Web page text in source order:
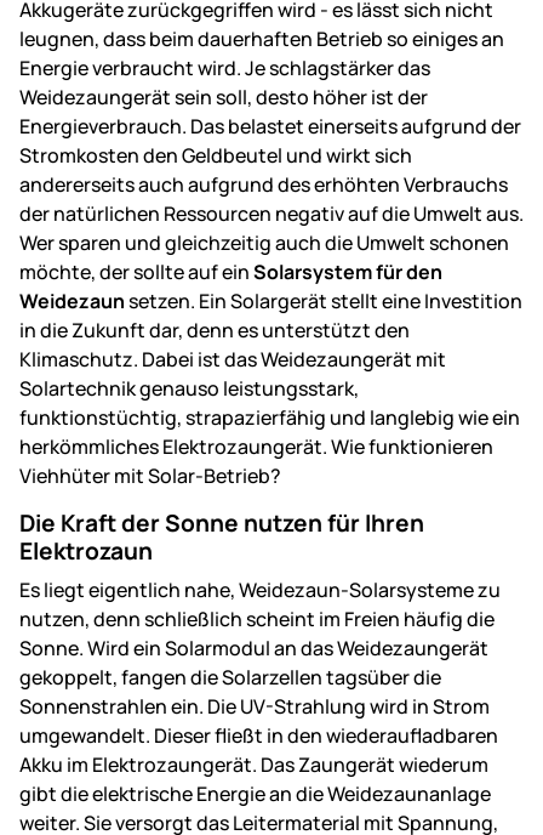
Akkugeräte zurückgegriffen wird - es lässt sich nicht
leugnen, dass beim dauerhaften Betrieb so einiges an
Energie verbraucht wird. Je schlagstärker das
Weidezaungerät sein soll, desto höher ist der
Energieverbrauch. Das belastet einerseits aufgrund der
Stromkosten den Geldbeutel und wirkt sich
andererseits auch aufgrund des erhöhten Verbrauchs
der natürlichen Ressourcen negativ auf die Umwelt aus.
Wer sparen und gleichzeitig auch die Umwelt schonen
möchte, der sollte auf einSolarsystem für den
Weidezaunsetzen. Ein Solargerät stellt eine Investition
in die Zukunft dar, denn es unterstützt den
Klimaschutz. Dabei ist das Weidezaungerät mit
Solartechnik genauso leistungsstark,
funktionstüchtig, strapazierfähig und langlebig wie ein
herkömmliches Elektrozaungerät. Wie funktionieren
Viehhüter mit Solar-Betrieb?
Die Kraft der Sonne nutzen für Ihren
Elektrozaun
Es liegt eigentlich nahe, Weidezaun-Solarsysteme zu
nutzen, denn schließlich scheint im Freien häufig die
Sonne. Wird ein Solarmodul an das Weidezaungerät
gekoppelt, fangen die Solarzellen tagsüber die
Sonnenstrahlen ein. Die UV-Strahlung wird in Strom
umgewandelt. Dieser fließt in den wiederaufladbaren
Akku im Elektrozaungerät. Das Zaungerät wiederum
gibt die elektrische Energie an die Weidezaunanlage
weiter. Sie versorgt das Leitermaterial mit Spannung,